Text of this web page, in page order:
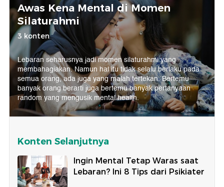
Awas Kena Mental di Momen
Silaturahmi
3 konten
Lebaran seharusnya jadi momen silaturahmi yang
membahagiakan. Namun hal itu tidak selalu berlaku pada
semua orang, ada juga yang malah tertekan. Bertemu
banyak orang berarti juga bertemu banyak pertanyaan
random yang mengusik mental health.
Konten Selanjutnya
Ingin Mental Tetap Waras saat
Lebaran? Ini 8 Tips dari Psikiater